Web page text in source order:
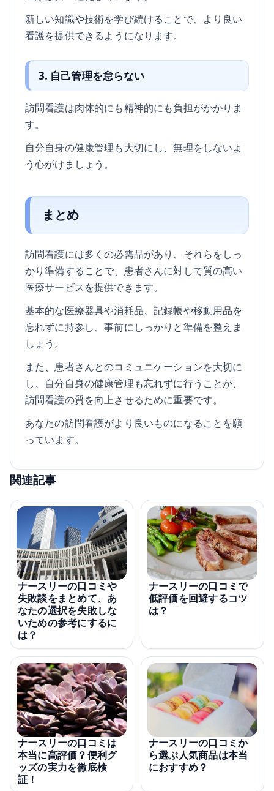
新しい知識や技術を学び続けることで、より良い
看護を提供できるようになります。
3. 自己管理を怠らない
訪問看護は肉体的にも精神的にも負担がかかりま
す。
自分自身の健康管理も大切にし、無理をしないよ
う心がけましょう。
まとめ
訪問看護には多くの必需品があり、それらをしっ
かり準備することで、患者さんに対して質の高い
医療サービスを提供できます。
基本的な医療器具や消耗品、記録帳や移動用品を
忘れずに持参し、事前にしっかりと準備を整えま
しょう。
また、患者さんとのコミュニケーションを大切に
し、自分自身の健康管理も忘れずに行うことが、
訪問看護の質を向上させるために重要です。
あなたの訪問看護がより良いものになることを願
っています。
関連記事
ナースリーの口コミや
失敗談をまとめて、あ
なたの選択を失敗しな
いための参考にするに
は？
ナースリーの口コミで
低評価を回避するコツ
は？
ナースリーの口コミは
本当に高評価？便利グ
ッズの実力を徹底検
証！
ナースリーの口コミか
ら選ぶ人気商品は本当
におすすめ？